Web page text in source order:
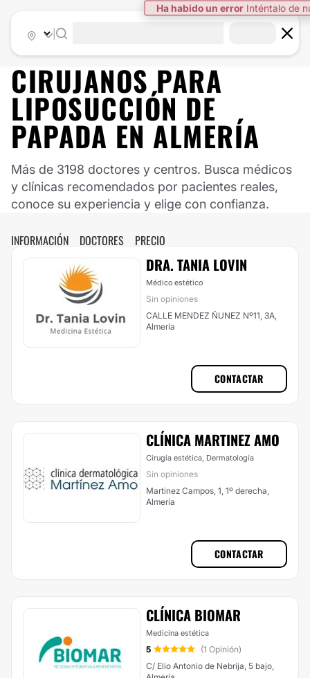
Ha habido un error Inténtalo de
CIRUJANOS PARA
LIPOSUCCIÓN DE
PAPADA EN ALMERÍA
Más de 3198 doctores y centros. Busca médicos
y clínicas recomendados por pacientes reales,
conoce su experiencia y elige con confianza.
INFORMACIÓN DOCTORES PRECIO
DRA. TANIA LOVIN
Médico estético
Sin opiniones
CALLE MENDEZ ÑUNEZ Nº11, 3A,
Almería
CONTACTAR
CLÍNICA MARTINEZ AMO
Cirugía estética, Dermatología
Sin opiniones
Martinez Campos, 1, 1º derecha,
Almería
CONTACTAR
CLÍNICA BIOMAR
Medicina estética
5
(1 Opinión)
C/ Elio Antonio de Nebrija, 5 bajo,